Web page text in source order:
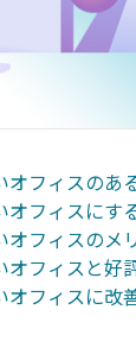
オフィスのあ
オフィスにす
オフィスのメ
オフィスと好
オフィスに改